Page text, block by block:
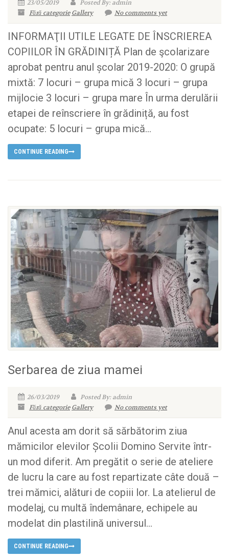
23/05/2019
Posted By: admin
Fără categorie Gallery No comments yet
INFORMAŢII UTILE LEGATE DE ÎNSCRIEREA
COPIILOR ÎN GRĂDINIȚĂ Plan de şcolarizare
aprobat pentru anul școlar 2019-2020: O grupă
mixtă: 7 locuri – grupa mică 3 locuri – grupa
mijlocie 3 locuri – grupa mare În urma derulării
etapei de reînscriere în grădiniță, au fost
ocupate: 5 locuri – grupa mică...
CONTINUE READING
Serbarea de ziua mamei
26/03/2019
Posted By: admin
Fără categorie Gallery No comments yet
Anul acesta am dorit să sărbătorim ziua
mămicilor elevilor Școlii Domino Servite într-
un mod diferit. Am pregătit o serie de ateliere
de lucru la care au fost repartizate câte două –
trei mămici, alături de copiii lor. La atelierul de
modelaj, cu multă îndemânare, echipele au
modelat din plastilină universul...
CONTINUE READING